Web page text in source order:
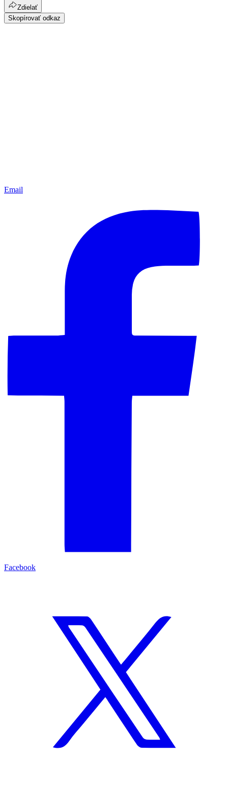
Zdielať
Skopírovať odkaz
Email
Facebook